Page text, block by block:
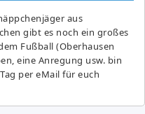
aus
gibt es noch ein großes
Fußball (Oberhausen
eine Anregung usw. bin
per eMail für euch